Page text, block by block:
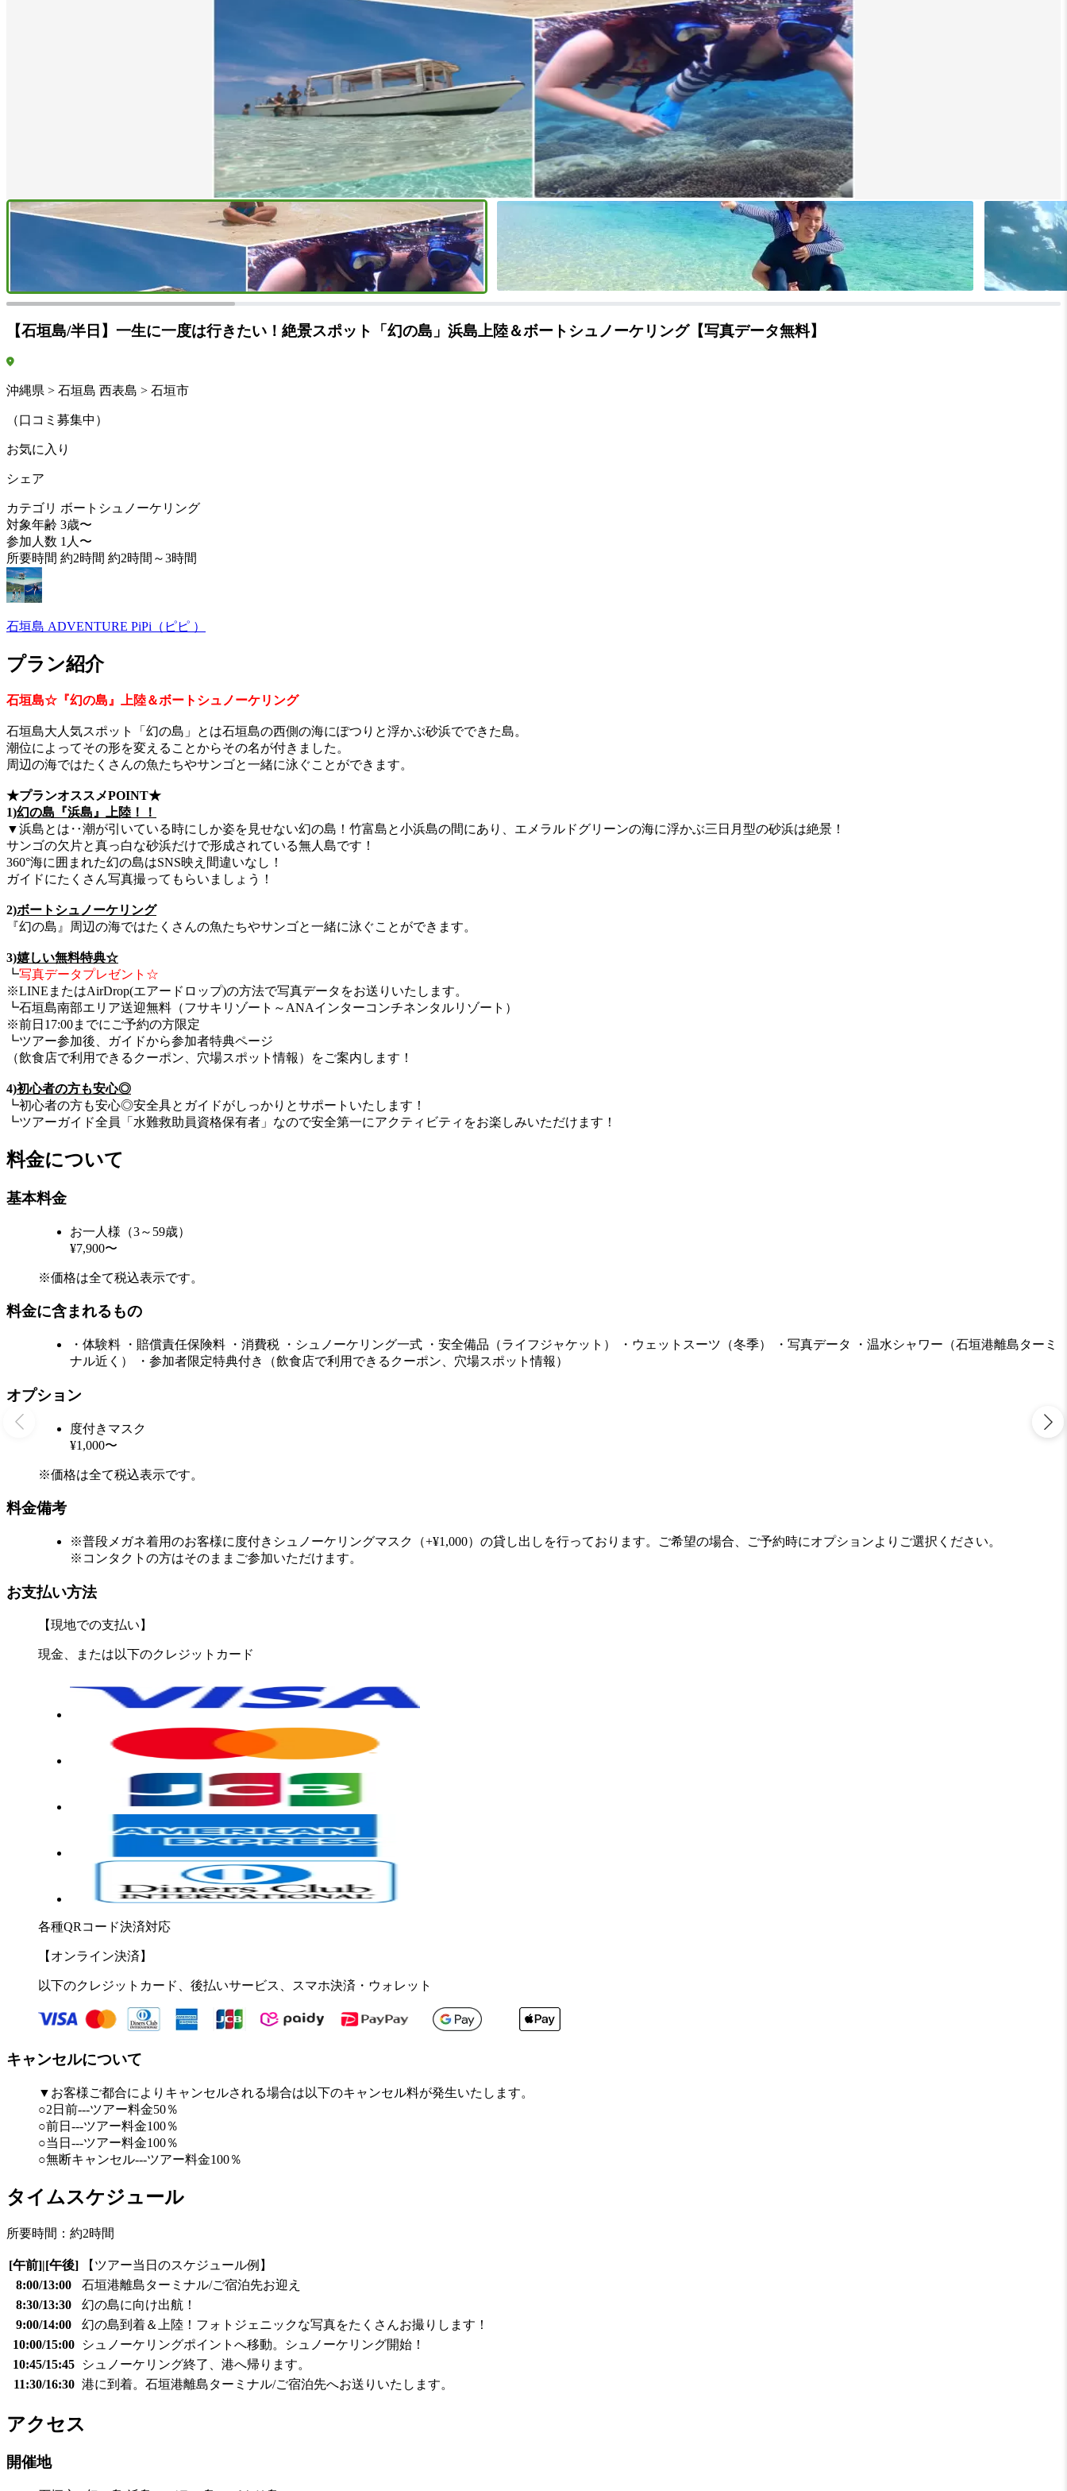
【石垣島/半日】一生に一度は行きたい！絶景スポット「幻の島」浜島上陸＆ボートシュノーケリング【写真データ無料】
沖縄県 > 石垣島 西表島 > 石垣市
（口コミ募集中）
お気に入り
シェア
カテゴリ ボートシュノーケリング
対象年齢 3歳〜
参加人数 1人〜
所要時間 約2時間 約2時間～3時間
石垣島 ADVENTURE PiPi（ピピ ）
プラン紹介
石垣島☆『幻の島』上陸＆ボートシュノーケリング
石垣島大人気スポット「幻の島」とは石垣島の西側の海にぽつりと浮かぶ砂浜でできた島。
潮位によってその形を変えることからその名が付きました。
周辺の海ではたくさんの魚たちやサンゴと一緒に泳ぐことができます。
★プランオススメPOINT★
1)幻の島『浜島』上陸！！
▼浜島とは‥潮が引いている時にしか姿を見せない幻の島！竹富島と小浜島の間にあり、エメラルドグリーンの海に浮かぶ三日月型の砂浜は絶景！
サンゴの欠片と真っ白な砂浜だけで形成されている無人島です！
360°海に囲まれた幻の島はSNS映え間違いなし！
ガイドにたくさん写真撮ってもらいましょう！
2)ボートシュノーケリング
『幻の島』周辺の海ではたくさんの魚たちやサンゴと一緒に泳ぐことができます。
3)嬉しい無料特典☆
┗写真データプレゼント☆
※LINEまたはAirDrop(エアードロップ)の方法で写真データをお送りいたします。
┗石垣島南部エリア送迎無料（フサキリゾート～ANAインターコンチネンタルリゾート）
※前日17:00までにご予約の方限定
┗ツアー参加後、ガイドから参加者特典ページ
（飲食店で利用できるクーポン、穴場スポット情報）をご案内します！
4)初心者の方も安心◎
┗初心者の方も安心◎安全具とガイドがしっかりとサポートいたします！
┗ツアーガイド全員「水難救助員資格保有者」なので安全第一にアクティビティをお楽しみいただけます！
料金について
基本料金
お一人様（3～59歳）
¥7,900〜
※価格は全て税込表示です。
料金に含まれるもの
・体験料 ・賠償責任保険料 ・消費税 ・シュノーケリング一式 ・安全備品（ライフジャケット） ・ウェットスーツ（冬季） ・写真データ ・温水シャワー（石垣港離島ターミ
ナル近く） ・参加者限定特典付き（飲食店で利用できるクーポン、穴場スポット情報）
オプション
度付きマスク
¥1,000〜
※価格は全て税込表示です。
料金備考
※普段メガネ着用のお客様に度付きシュノーケリングマスク（+¥1,000）の貸し出しを行っております。ご希望の場合、ご予約時にオプションよりご選択ください。
※コンタクトの方はそのままご参加いただけます。
お支払い方法
【現地での支払い】
現金、または以下のクレジットカード
各種QRコード決済対応
【オンライン決済】
以下のクレジットカード、後払いサービス、スマホ決済・ウォレット
キャンセルについて
▼お客様ご都合によりキャンセルされる場合は以下のキャンセル料が発生いたします。
○2日前---ツアー料金50％
○前日---ツアー料金100％
○当日---ツアー料金100％
○無断キャンセル---ツアー料金100％
タイムスケジュール
所要時間：約2時間
[午前]|[午後]
【ツアー当日のスケジュール例】
8:00/13:00
石垣港離島ターミナル/ご宿泊先お迎え
8:30/13:30
幻の島に向け出航！
9:00/14:00
幻の島到着＆上陸！フォトジェニックな写真をたくさんお撮りします！
10:00/15:00
シュノーケリングポイントへ移動。シュノーケリング開始！
10:45/15:45
シュノーケリング終了、港へ帰ります。
11:30/16:30 港に到着。石垣港離島ターミナル/ご宿泊先へお送りいたします。
アクセス
開催地